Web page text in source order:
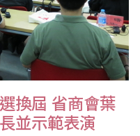
換屆 省商會葉
並示範表演